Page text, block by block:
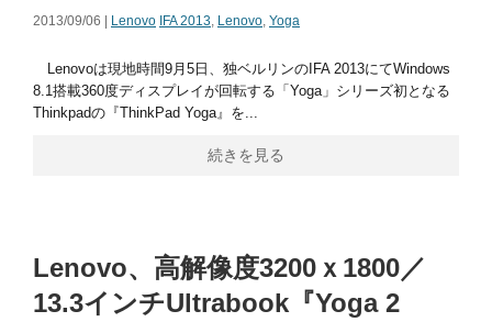
2013/09/06 | Lenovo IFA 2013, Lenovo, Yoga
Lenovoは現地時間9月5日、独ベルリンのIFA 2013にてWindows
8.1搭載360度ディスプレイが回転する「Yoga」シリーズ初となる
Thinkpadの『ThinkPad Yoga』を...
続きを見る
Lenovo、高解像度3200ｘ1800／
13.3インチUltrabook『Yoga 2